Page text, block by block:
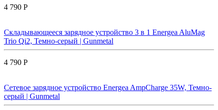
4 790 Р
Складывающееся зарядное устройство 3 в 1 Energea AluMag
Trio Qi2, Темно-серый | Gunmetal
4 790 Р
Сетевое зарядное устройство Energea AmpCharge 35W, Темно-
серый | Gunmetal